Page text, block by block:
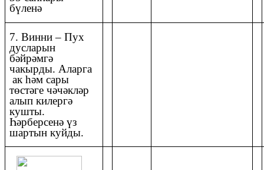
бүленә
7. Винни – Пух
дусларын
бәйрәмгә
чакырды. Аларга
ак һәм сары
төстәге чәчәкләр
алып килергә
кушты.
Һәрберсенә үз
шартын куйды.